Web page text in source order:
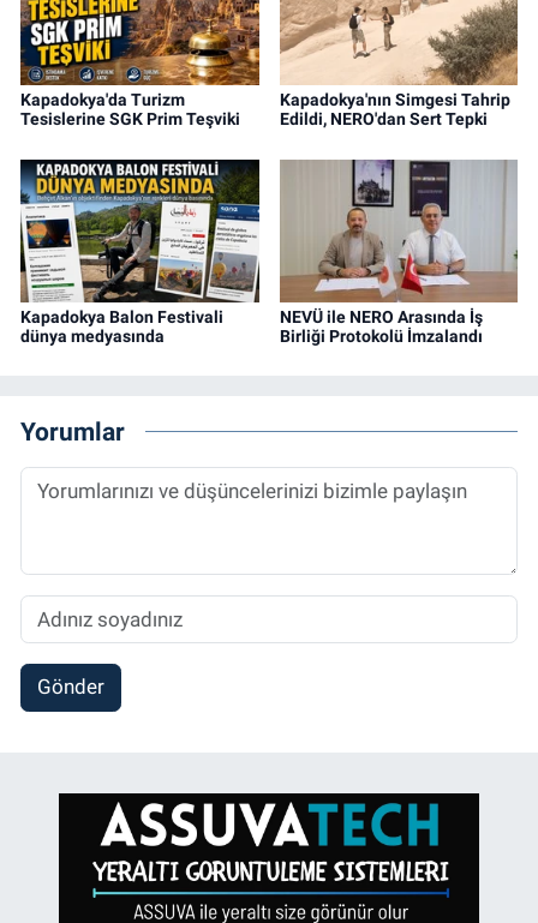
Kapadokya'da Turizm
Tesislerine SGK Prim Teşviki
Kapadokya'nın Simgesi Tahrip
Edildi, NERO'dan Sert Tepki
Kapadokya Balon Festivali
dünya medyasında
NEVÜ ile NERO Arasında İş
Birliği Protokolü İmzalandı
Yorumlar
Gönder